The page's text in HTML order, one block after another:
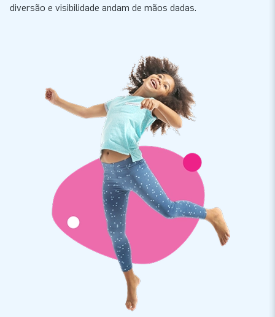
diversão e visibilidade andam de mãos dadas.